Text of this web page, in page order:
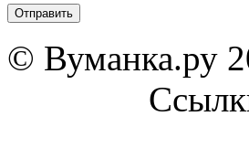
© Вуманка.ру